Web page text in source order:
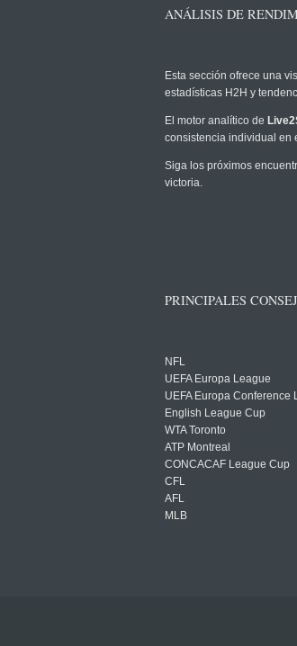
ANÁLISIS DE
Esta sección ofrece una
estadísticas H2H y
El motor analítico de
consistencia individual en
Siga los próximos
victoria.
PRINCIPALES
NFL
UEFA Europa League
UEFA Europa Conference
English League Cup
WTA Toronto
ATP Montreal
CONCACAF League Cup
CFL
AFL
MLB